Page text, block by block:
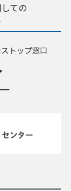
ての
トップ窓口